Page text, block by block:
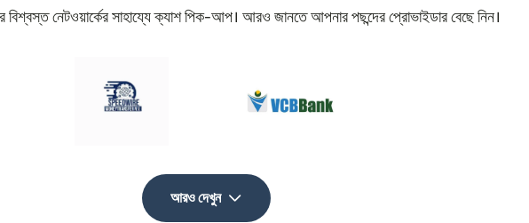
বিশ্বস্ত নেটওয়ার্কের সাহায্যে ক্যাশ পিক-আপ। আরও জানতে আপনার পছন্দের প্রোভাইডার বেছে নিন।
আরও দেখুন